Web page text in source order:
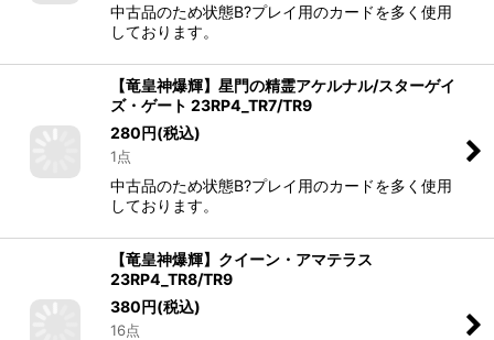
中古品のため状態B?プレイ用のカードを多く使用
しております。
【竜皇神爆輝】星門の精霊アケルナル/スターゲイ
ズ・ゲート 23RP4_TR7/TR9
280円(税込)
1点
中古品のため状態B?プレイ用のカードを多く使用
しております。
【竜皇神爆輝】クイーン・アマテラス
23RP4_TR8/TR9
380円(税込)
16点